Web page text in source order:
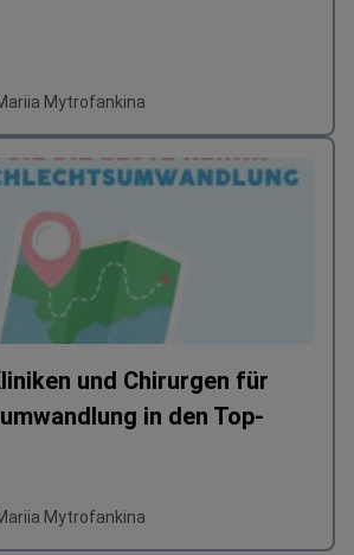
Mytrofankina
und Chirurgen für
in den Top-
Mytrofankina